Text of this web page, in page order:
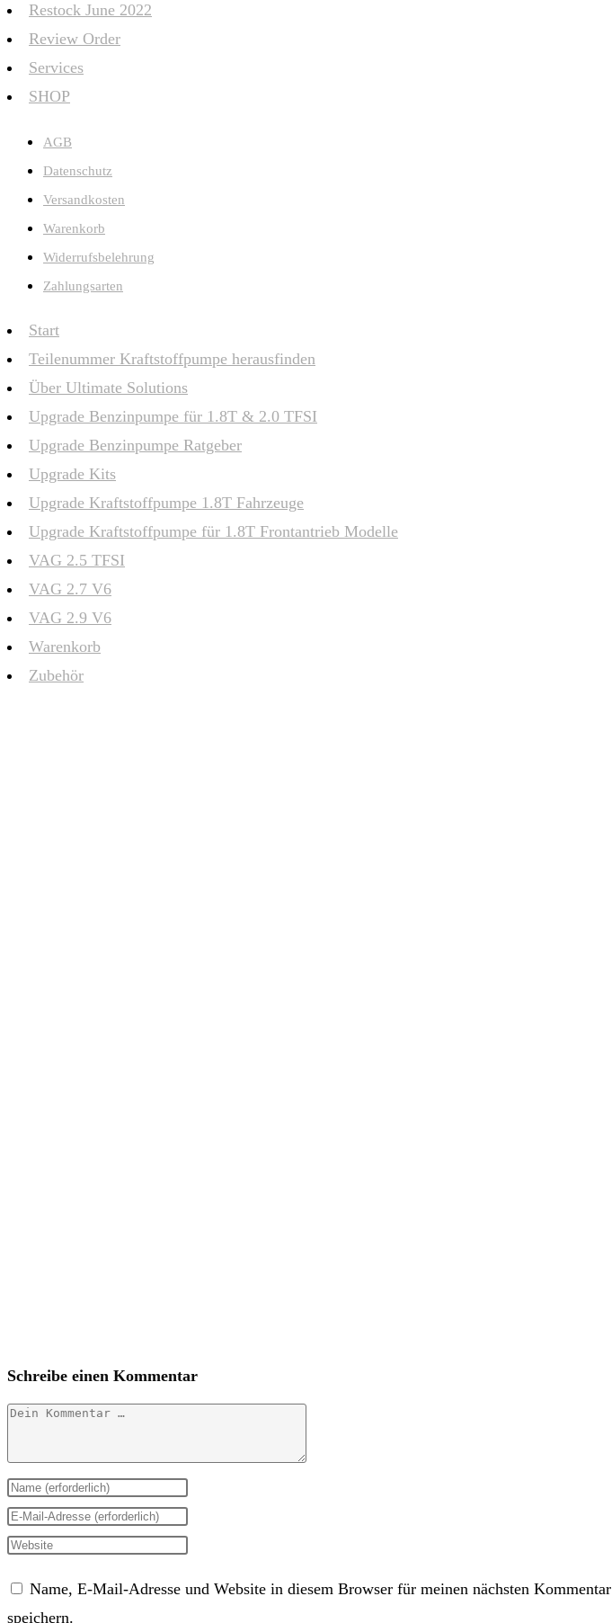
Restock June 2022
Review Order
Services
SHOP
AGB
Datenschutz
Versandkosten
Warenkorb
Widerrufsbelehrung
Zahlungsarten
Start
Teilenummer Kraftstoffpumpe herausfinden
Über Ultimate Solutions
Upgrade Benzinpumpe für 1.8T & 2.0 TFSI
Upgrade Benzinpumpe Ratgeber
Upgrade Kits
Upgrade Kraftstoffpumpe 1.8T Fahrzeuge
Upgrade Kraftstoffpumpe für 1.8T Frontantrieb Modelle
VAG 2.5 TFSI
VAG 2.7 V6
VAG 2.9 V6
Warenkorb
Zubehör
Schreibe einen Kommentar
Kommentar
Gib
deinen
Namen
Benutzernamen
Gib
deine
Gib
Name, E-Mail-Adresse und Website in diesem Browser für meinen nächsten Kommentar
speichern.